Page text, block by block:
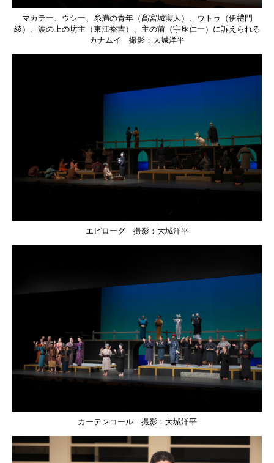
マカテー、ウシー、糸満の青年（髙宮城実人）、ウトゥ（伊禮門
綾）、波の上の坊主（東江裕吉）、主の前（宇座仁一）に訴えられる
カナムイ 撮影：大城洋平
エピローグ 撮影：大城洋平
カーテンコール 撮影：大城洋平